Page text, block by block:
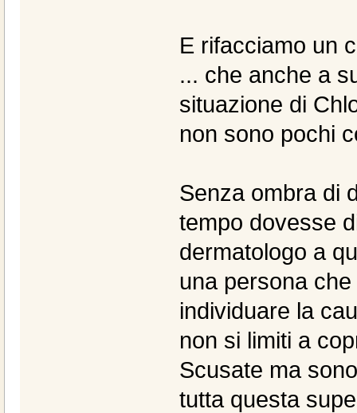
E rifacciamo un
... che anche a
situazione di
non sono pochi
Senza ombra di
tempo dovesse
dermatologo a
una persona
individuare la
non si limiti a
Scusate ma
tutta questa